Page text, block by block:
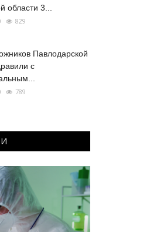
области 3...
829
Павлодарской
с
789